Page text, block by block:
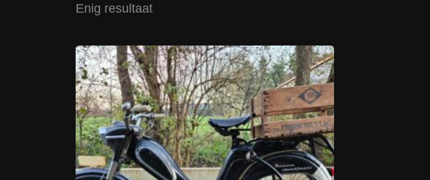
Enig resultaat